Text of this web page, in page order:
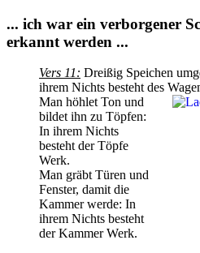
... ich war ein verborgener
erkannt werden ...
Vers 11: Dreißig Speichen
ihrem Nichts besteht des
Man höhlet Ton und
bildet ihn zu Töpfen:
In ihrem Nichts
besteht der Töpfe
Werk.
Man gräbt Türen und
Fenster, damit die
Kammer werde: In
ihrem Nichts besteht
der Kammer Werk.